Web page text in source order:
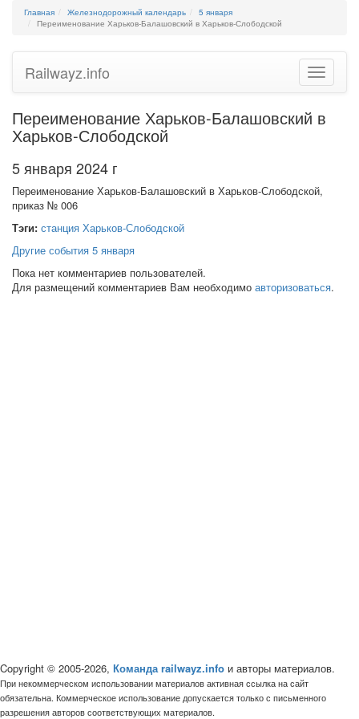
Главная Железнодорожный календарь
5 января
Переименование Харьков-Балашовский в Харьков-Слободской
Toggle
Railwayz.info
Переименование Харьков-Балашовский в
Харьков-Слободской
5 января 2024 г
Переименование Харьков-Балашовский в Харьков-Слободской,
приказ № 006
Тэги: станция Харьков-Слободской
Другие события 5 января
Пока нет комментариев пользователей.
Для размещений комментариев Вам необходимо авторизоваться.
Copyright © 2005-2026, Команда railwayz.info и авторы материалов.
При некоммерческом использовании материалов активная ссылка на сайт
обязательна. Коммерческое использование допускается только с письменного
разрешения авторов соответствующих материалов.